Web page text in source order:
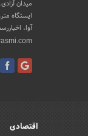
میدان
ایستگاه
آوا،
اقتصادی